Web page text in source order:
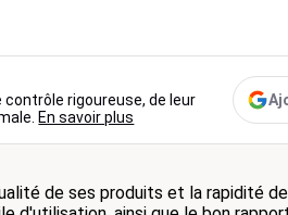
rigoureuse, de leur
En savoir plus
de ses produits et la rapidité